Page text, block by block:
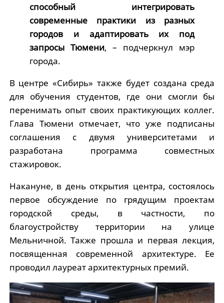
способный интегрировать
современные практики из разных
городов и адаптировать их под
запросы Тюмени, – подчеркнул мэр
города.
В центре «Сибирь» также будет создана среда
для обучения студентов, где они смогли бы
перенимать опыт своих практикующих коллег.
Глава Тюмени отмечает, что уже подписаны
соглашения с двумя университетами и
разработана программа совместных
стажировок.
Накануне, в день открытия центра, состоялось
первое обсуждение по грядущим проектам
городской среды, в частности, по
благоустройству территории на улице
Мельничной. Также прошла и первая лекция,
посвященная современной архитектуре. Ее
проводил лауреат архитектурных премий.